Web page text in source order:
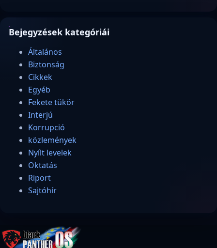
Bejegyzések kategóriái
Általános
Biztonság
Cikkek
Egyéb
Fekete tükör
Interjú
Korrupció
közlemények
Nyílt levelek
Oktatás
Riport
Sajtóhír